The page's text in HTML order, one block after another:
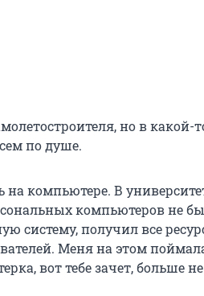
но в какой-
по душе.
компьютере. В
компьютеров не
систему, получил все
Меня на этом
вот тебе зачет, больше